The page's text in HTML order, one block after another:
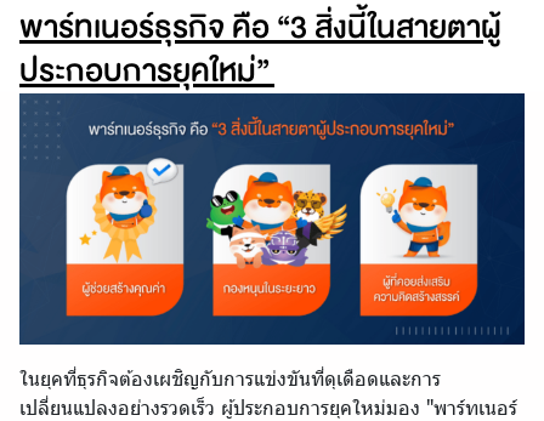
พาร์ทเนอร์ธุรกิจ คือ “3 สิ่งนี้ในสายตาผู้
ประกอบการยุคใหม่”
ในยุคที่ธุรกิจต้องเผชิญกับการแข่งขันที่ดุเดือดและการ
เปลี่ยนแปลงอย่างรวดเร็ว ผู้ประกอบการยุคใหม่มอง "พาร์ทเนอร์